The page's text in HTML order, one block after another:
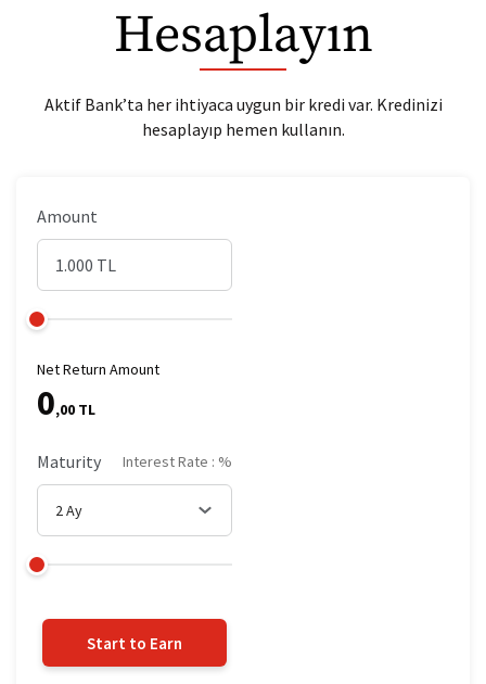
Hesaplayın
Aktif Bank’ta her ihtiyaca uygun bir kredi var. Kredinizi
hesaplayıp hemen kullanın.
Amount
Net Return Amount
0,00 TL
Maturity Interest Rate : %
2 Ay
Start to Earn